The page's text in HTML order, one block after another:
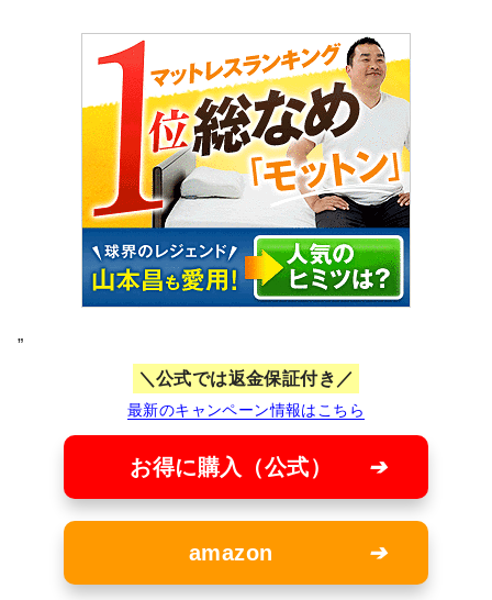
”
公式では返金保証付き
最新のキャンペーン情報はこちら
お得に購入（公式）
amazon